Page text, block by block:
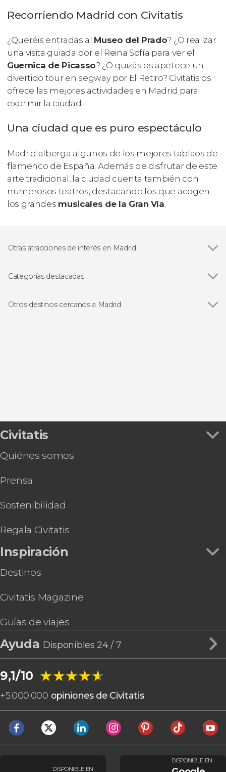
Recorriendo Madrid con Civitatis
¿Queréis entradas al Museo del Prado? ¿O realizar
una visita guiada por el Reina Sofía para ver el
Guernica de Picasso? ¿O quizás os apetece un
divertido tour en segway por El Retiro? Civitatis os
ofrece las mejores actividades en Madrid para
exprimir la ciudad.
Una ciudad que es puro espectáculo
Madrid alberga algunos de los mejores tablaos de
flamenco de España. Además de disfrutar de este
arte tradicional, la ciudad cuenta también con
numerosos teatros, destacando los que acogen
los grandes musicales de la Gran Vía.
Otras atracciones de interés en Madrid
Museo Nacional del Prado
Catedral de la Almudena
Categorías destacadas
Free tours en Madrid
Otros destinos cercanos a Madrid
Civitatis
Quiénes somos
Prensa
Sostenibilidad
Regala Civitatis
Inspiración
Destinos
Civitatis Magazine
Guías de viajes
Ayuda Disponibles 24 / 7
9,1/10 ★★★★★
★★★★★
+5.000.000 opiniones de Civitatis
DISPONIBLE EN
DISPONIBLE EN